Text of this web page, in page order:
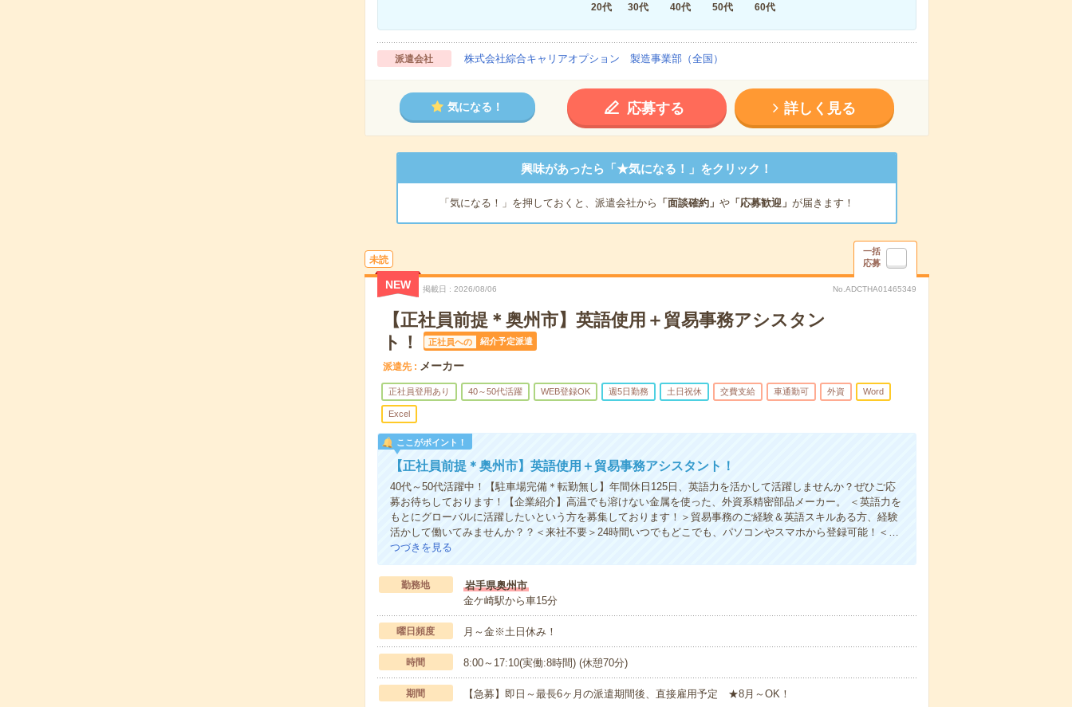
20代
30代 40代 50代 60代
派遣会社 株式会社綜合キャリアオプション 製造事業部（全国）
気になる！ 応募する 詳しく見る
興味があったら「★気になる！」をクリック！
「気になる！」を押しておくと、派遣会社から 「面談確約」 や「応募歓迎」 が届きます！
未読
一括
応募
NEW 掲載日 2026/08/06 No.ADCTHA01465349
【正社員前提＊奥州市】英語使用＋貿易事務アシスタン
ト！
正社員への 紹介予定派遣
派遣先 メーカー
正社員登用あり 40～50代活躍 WEB登録OK 週5日勤務 土日祝休 交費支給 車通勤可 外資 Word
Excel
ここがポイント！
【正社員前提＊奥州市】英語使用＋貿易事務アシスタント！
40代～50代活躍中！【駐車場完備＊転勤無し】年間休日125日、英語力を活かして活躍しませんか？ぜひご応
募お待ちしております！【企業紹介】高温でも溶けない金属を使った、外資系精密部品メーカー。 ＜英語力を
もとにグローバルに活躍したいという方を募集しております！＞貿易事務のご経験＆英語スキルある方、経験
活かして働いてみませんか？？＜来社不要＞24時間いつでもどこでも、パソコンやスマホから登録可能！＜…
つづきを見る
勤務地
岩手県奥州市
金ケ崎駅から車15分
曜日頻度 月～金※土日休み！
時間 8:00～17:10(実働:8時間) (休憩70分)
期間 【急募】即日～最長6ヶ月の派遣期間後、直接雇用予定 ★8月～OK！